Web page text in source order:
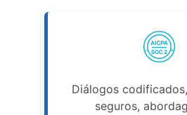
Diálogos
seguros,